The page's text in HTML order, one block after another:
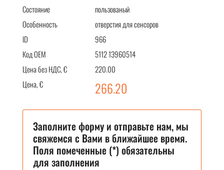
Состояние
пользованый
Особенность
отверстия для сенсоров
ID
966
Код OEM
5112 13960514
Цена без НДС, €
220.00
Цена, €
266.20
Заполните форму и отправьте нам, мы
свяжемся с Вами в ближайшее время.
Поля помеченные (*) обязательны
для заполнения